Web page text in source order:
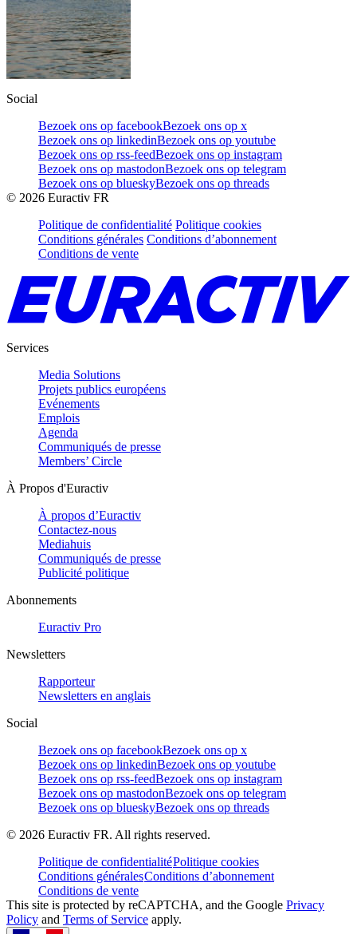
Social
Bezoek ons op facebookBezoek ons op x
Bezoek ons op linkedinBezoek ons op youtube
Bezoek ons op rss-feedBezoek ons op instagram
Bezoek ons op mastodonBezoek ons op telegram
Bezoek ons op blueskyBezoek ons op threads
© 2026 Euractiv FR
Politique de confidentialité Politique cookies
Conditions générales Conditions d’abonnement
Conditions de vente
Services
Media Solutions
Projets publics européens
Evénements
Emplois
Agenda
Communiqués de presse
Members’ Circle
À Propos d'Euractiv
À propos d’Euractiv
Contactez-nous
Mediahuis
Communiqués de presse
Publicité politique
Abonnements
Euractiv Pro
Newsletters
Rapporteur
Newsletters en anglais
Social
Bezoek ons op facebookBezoek ons op x
Bezoek ons op linkedinBezoek ons op youtube
Bezoek ons op rss-feedBezoek ons op instagram
Bezoek ons op mastodonBezoek ons op telegram
Bezoek ons op blueskyBezoek ons op threads
© 2026 Euractiv FR. All rights reserved.
Politique de confidentialitéPolitique cookies
Conditions généralesConditions d’abonnement
Conditions de vente
This site is protected by reCAPTCHA, and the Google Privacy
Policy and Terms of Service apply.